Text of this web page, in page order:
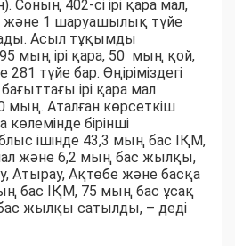
Соның 402-сі ірі қара мал,
және 1 шаруашылық түйе
Асыл тұқымды
мың ірі қара, 50 мың қой,
түйе бар. Өңіріміздегі
ірі қара мал
Аталған көрсеткіш
бірінші
ішінде 43,3 мың бас ІҚМ,
және 6,2 мың бас жылқы,
Атырау, Ақтөбе және басқа
бас ІҚМ, 75 мың бас ұсақ
жылқы сатылды, – деді